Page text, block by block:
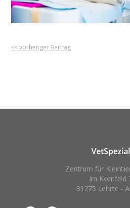
<< vorheriger Beitrag
VetSpezial
Zentrum für
Im Kornfeld
31275 Lehrte -